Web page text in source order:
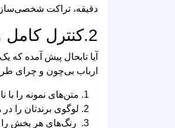
دقیقه، تراکت
2.کنترل کامل و استقلال بی‌نظیر:
ارباب بی‌چون‌ و چرای طرح
متن‌های نمونه را
لوگوی برندتان را
رنگ‌های هر بخش را